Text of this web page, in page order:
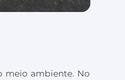
meio ambiente. No